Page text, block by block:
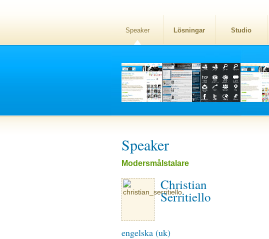
Speaker Lösningar Studio
Speaker
Modersmålstalare
Christian
Serritiello
engelska (uk)